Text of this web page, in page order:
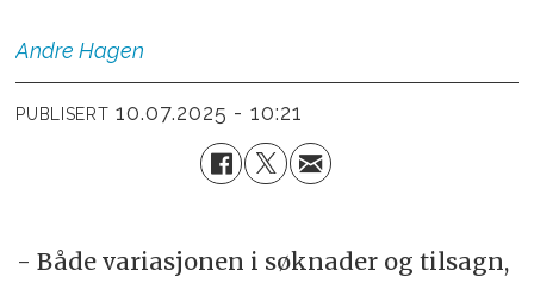
Andre Hagen
PUBLISERT 10.07.2025 - 10:21
- Både variasjonen i søknader og tilsagn,